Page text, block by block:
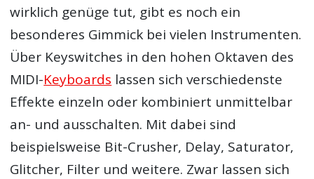
wirklich genüge tut, gibt es noch ein
besonderes Gimmick bei vielen Instrumenten.
Über Keyswitches in den hohen Oktaven des
MIDI-Keyboards lassen sich verschiedenste
Effekte einzeln oder kombiniert unmittelbar
an- und ausschalten. Mit dabei sind
beispielsweise Bit-Crusher, Delay, Saturator,
Glitcher, Filter und weitere. Zwar lassen sich